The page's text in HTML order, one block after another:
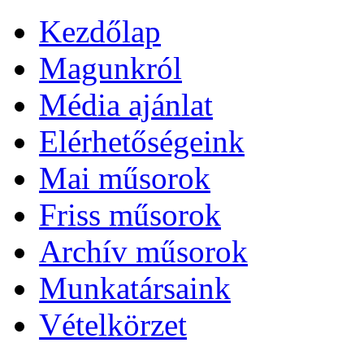
Kezdőlap
Magunkról
Média ajánlat
Elérhetőségeink
Mai műsorok
Friss műsorok
Archív műsorok
Munkatársaink
Vételkörzet